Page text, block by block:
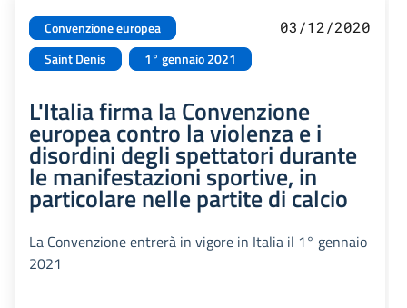
Convenzione europea
Saint Denis
1° gennaio 2021
03/12/2020
L'Italia firma la Convenzione
europea contro la violenza e i
disordini degli spettatori durante
le manifestazioni sportive, in
particolare nelle partite di calcio
La Convenzione entrerà in vigore in Italia il 1° gennaio
2021